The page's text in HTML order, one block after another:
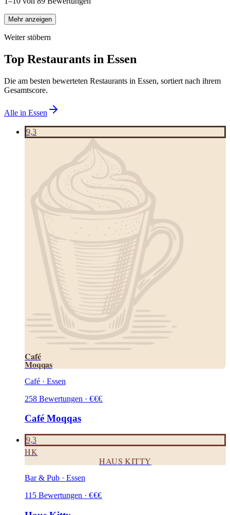
Mehr anzeigen
Weiter stöbern
Top Restaurants in Essen
Die am besten bewerteten Restaurants in Essen, sortiert nach ihrem
Gesamtscore.
Alle in Essen
9,3
Café
Moqqas
Café · Essen
258 Bewertungen · €€€
Café Moqqas
9,3
HK
HAUS KITTY
Bar & Pub · Essen
115 Bewertungen · €€€